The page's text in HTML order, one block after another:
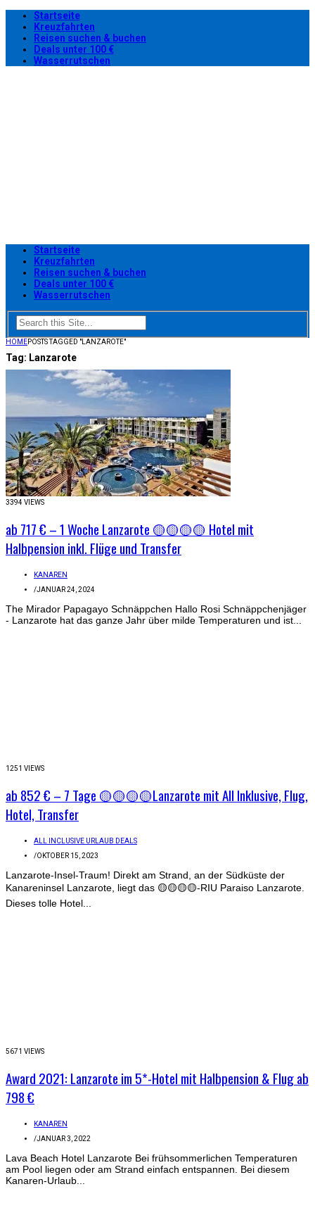
Startseite
Kreuzfahrten
Reisen suchen & buchen
Deals unter 100 €
Wasserrutschen
Startseite
Kreuzfahrten
Reisen suchen & buchen
Deals unter 100 €
Wasserrutschen
HOMEPOSTS TAGGED "LANZAROTE"
Tag: Lanzarote
3394 VIEWS
ab 717 € – 1 Woche Lanzarote 🟡🟡🟡🟡 Hotel mit
Halbpension inkl. Flüge und Transfer
KANAREN
/JANUAR 24, 2024
The Mirador Papagayo Schnäppchen Hallo Rosi Schnäppchenjäger
- Lanzarote hat das ganze Jahr über milde Temperaturen und ist...
1251 VIEWS
ab 852 € – 7 Tage 🟡🟡🟡🟡Lanzarote mit All Inklusive, Flug,
Hotel, Transfer
ALL INCLUSIVE URLAUB DEALS
/OKTOBER 15, 2023
Lanzarote-Insel-Traum! Direkt am Strand, an der Südküste der
Kanareninsel Lanzarote, liegt das 🟡🟡🟡🟡-RIU Paraiso Lanzarote.
Dieses tolle Hotel...
5671 VIEWS
Award 2021: Lanzarote im 5*-Hotel mit Halbpension & Flug ab
798 €
KANAREN
/JANUAR 3, 2022
Lava Beach Hotel Lanzarote Bei frühsommerlichen Temperaturen
am Pool liegen oder am Strand einfach entspannen. Bei diesem
Kanaren-Urlaub...